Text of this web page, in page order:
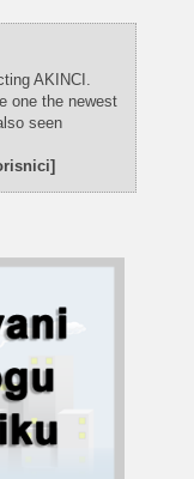
AKINCI.
one the newest
seen